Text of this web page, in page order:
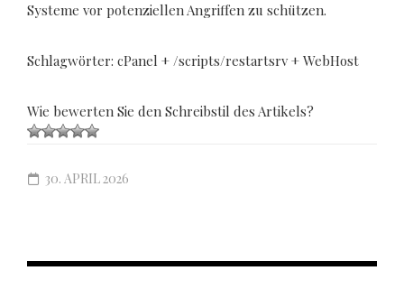
Systeme vor potenziellen Angriffen zu schützen.
Schlagwörter: cPanel + /scripts/restartsrv + WebHost
Wie bewerten Sie den Schreibstil des Artikels?
30. APRIL 2026